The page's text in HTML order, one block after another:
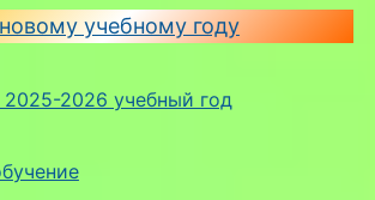
учебному году
2025-2026 учебный год